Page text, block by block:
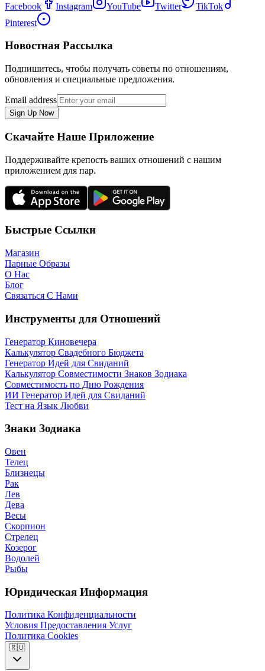
Facebook Instagram YouTube Twitter
TikTok
Pinterest
Новостная Рассылка
Подпишитесь, чтобы получать советы по отношениям,
обновления и специальные предложения.
Email address
Sign Up Now
Скачайте Наше Приложение
Поддерживайте крепость ваших отношений с нашим
приложением для пар.
Быстрые Ссылки
Магазин
Парные Образы
О Нас
Блог
Связаться С Нами
Инструменты для Отношений
Генератор Киновечера
Калькулятор Свадебного Бюджета
Генератор Идей для Свиданий
Калькулятор Совместимости Знаков Зодиака
Совместимость по Дню Рождения
ИИ Генератор Идей для Свиданий
Тест на Язык Любви
Знаки Зодиака
Овен
Телец
Близнецы
Рак
Лев
Дева
Весы
Скорпион
Стрелец
Козерог
Водолей
Рыбы
Юридическая Информация
Политика Конфиденциальности
Условия Предоставления Услуг
Политика Cookies
🇷🇺